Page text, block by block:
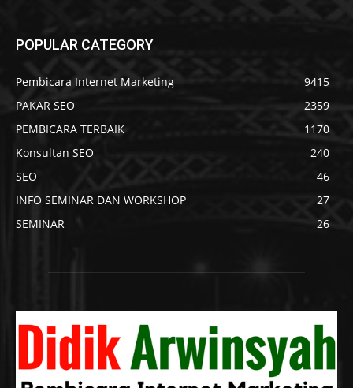
POPULAR CATEGORY
Pembicara Internet Marketing
9415
PAKAR SEO
2359
PEMBICARA TERBAIK
1170
Konsultan SEO
240
SEO
46
INFO SEMINAR DAN WORKSHOP
27
SEMINAR
26